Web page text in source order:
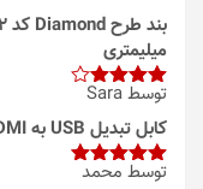
میلیمتری
امتیاز4
از 5
توسط Sara
کابل تبدیل USB به HDMI مدل 3in1 HDTV 7562
امتیاز5از
توسط محمد